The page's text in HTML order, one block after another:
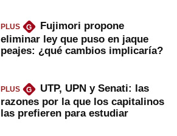
PLUS G
Fujimori propone
eliminar ley que puso en jaque
peajes: ¿qué cambios implicaría?
PLUS G
UTP, UPN y Senati: las
razones por la que los capitalinos
las prefieren para estudiar